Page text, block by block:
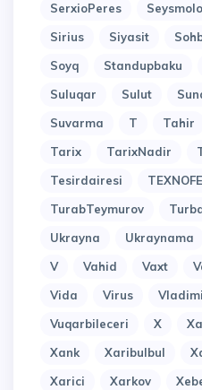
SerxioPeres
Sirius
Siyasit
Soyq
Standupbaku
Suluqar
Sulut
Suvarma
T Tahir
Tarix
TarixNadir
Tesirdairesi
TurabTeymurov
Ukrayna
Ukraynama
V
Vahid Vaxt
Vida
Virus
Vuqarbileceri
X
Xank
Xaribulbul
Xarici
Xarkov